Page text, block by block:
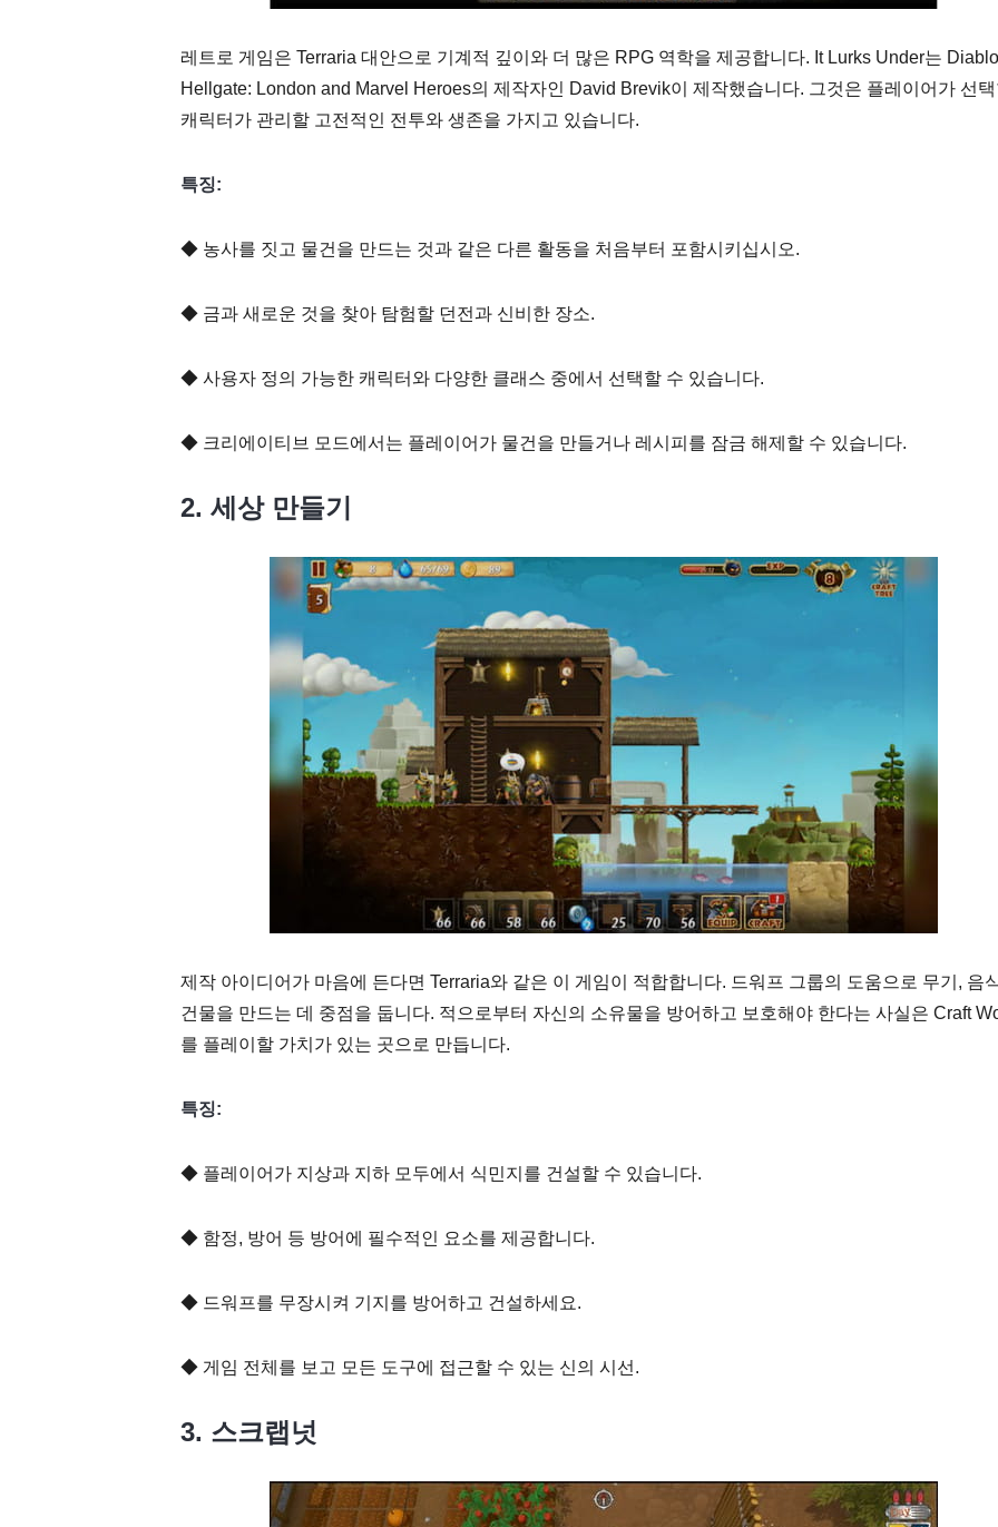
레트로 게임은 Terraria 대안으로 기계적 깊이와 더 많은 RPG 역학을 제공합니다. It Lurks Under는
Hellgate: London and Marvel Heroes의 제작자인 David Brevik이 제작했습니다. 그것은 플레이어가 선
캐릭터가 관리할 고전적인 전투와 생존을 가지고 있습니다.
특징:
◆ 농사를 짓고 물건을 만드는 것과 같은 다른 활동을 처음부터 포함시키십시오.
◆ 금과 새로운 것을 찾아 탐험할 던전과 신비한 장소.
◆ 사용자 정의 가능한 캐릭터와 다양한 클래스 중에서 선택할 수 있습니다.
◆ 크리에이티브 모드에서는 플레이어가 물건을 만들거나 레시피를 잠금 해제할 수 있습니다.
2. 세상 만들기
제작 아이디어가 마음에 든다면 Terraria와 같은 이 게임이 적합합니다. 드워프 그룹의 도움으로 무기, 음
건물을 만드는 데 중점을 둡니다. 적으로부터 자신의 소유물을 방어하고 보호해야 한다는 사실은 Craft
를 플레이할 가치가 있는 곳으로 만듭니다.
특징:
◆ 플레이어가 지상과 지하 모두에서 식민지를 건설할 수 있습니다.
◆ 함정, 방어 등 방어에 필수적인 요소를 제공합니다.
◆ 드워프를 무장시켜 기지를 방어하고 건설하세요.
◆ 게임 전체를 보고 모든 도구에 접근할 수 있는 신의 시선.
3. 스크랩넛